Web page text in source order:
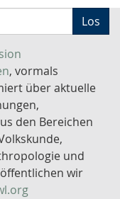
Los
, vormals
über aktuelle
den Bereichen
und
wir